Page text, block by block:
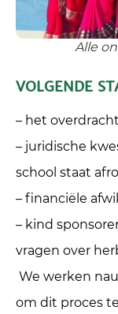
Alle
VOLGENDE
– het
– juridische
school staat
– financiële
– kind
vragen over
We werken
om dit proces